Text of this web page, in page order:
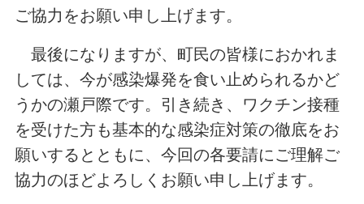
ご協力をお願い申し上げます。
最後になりますが、町民の皆様におかれま
しては、今が感染爆発を食い止められるかど
うかの瀬戸際です。引き続き、ワクチン接種
を受けた方も基本的な感染症対策の徹底をお
願いするとともに、今回の各要請にご理解ご
協力のほどよろしくお願い申し上げます。